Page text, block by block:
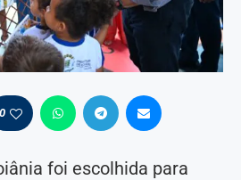
0
foi escolhida para